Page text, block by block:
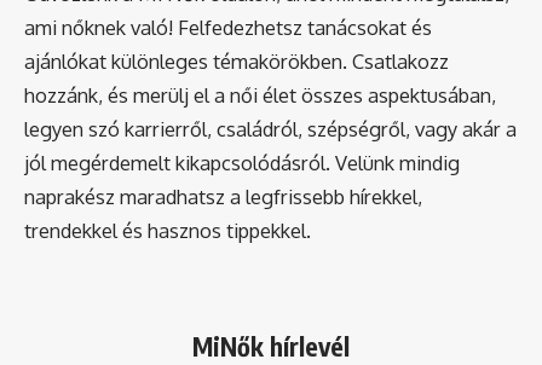
ami nőknek való! Felfedezhetsz tanácsokat és
ajánlókat különleges témakörökben. Csatlakozz
hozzánk, és merülj el a női élet összes aspektusában,
legyen szó karrierről, családról, szépségről, vagy akár a
jól megérdemelt kikapcsolódásról. Velünk mindig
naprakész maradhatsz a legfrissebb hírekkel,
trendekkel és hasznos tippekkel.
MiNők hírlevél